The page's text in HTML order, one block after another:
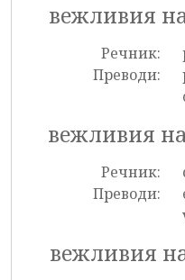
вежливия
Речник:
Преводи:
вежливия
Речник:
Преводи:
вежливия